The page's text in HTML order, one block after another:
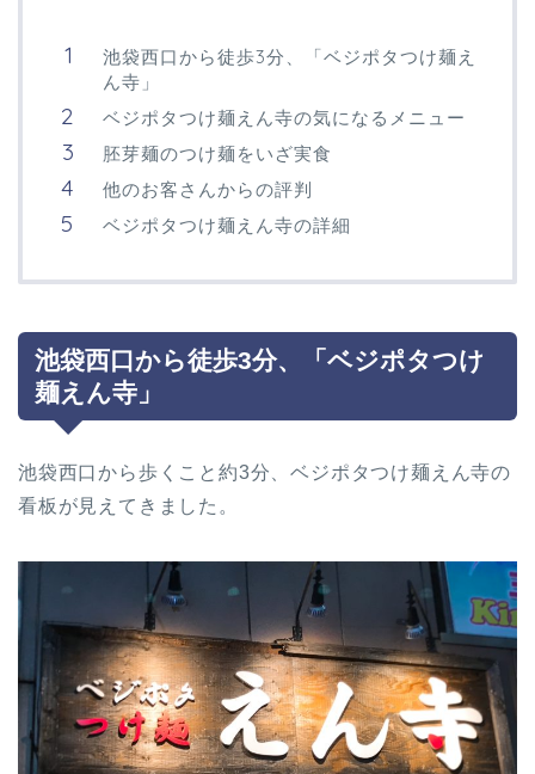
池袋西口から徒歩3分、「ベジポタつけ麺え
ん寺」
ベジポタつけ麺えん寺の気になるメニュー
胚芽麺のつけ麺をいざ実食
他のお客さんからの評判
ベジポタつけ麺えん寺の詳細
池袋西口から徒歩3分、「ベジポタつけ
麺えん寺」
池袋西口から歩くこと約3分、ベジポタつけ麺えん寺の
看板が見えてきました。